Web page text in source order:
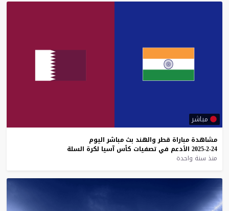
مباشر
مشاهدة مباراة قطر والهند بث مباشر اليوم
24-2-2025
الأدعم في تصفيات كأس آسيا لكرة السلة
منذ سنة واحدة